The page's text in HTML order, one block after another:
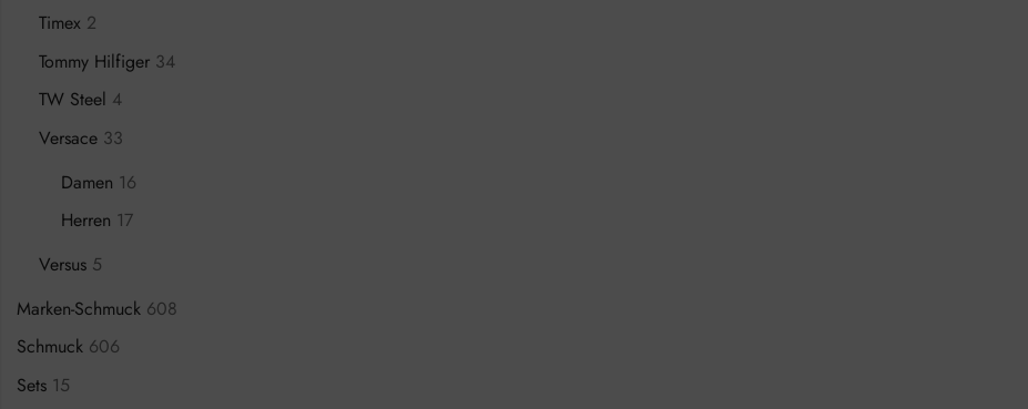
Timex 2
Tommy Hilfiger 34
TW Steel 4
Versace 33
Damen 16
Herren 17
Versus 5
Marken-Schmuck 608
Schmuck 606
Sets 15